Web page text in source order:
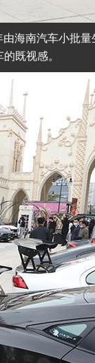
海南汽车小批量
既视感。